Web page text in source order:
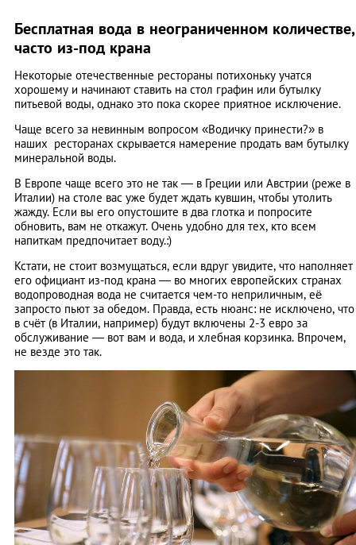
Бесплатная вода в неограниченном количестве,
часто из-под крана
Некоторые отечественные рестораны потихоньку учатся
хорошему и начинают ставить на стол графин или бутылку
питьевой воды, однако это пока скорее приятное исключение.
Чаще всего за невинным вопросом «Водичку принести?» в
наших ресторанах скрывается намерение продать вам бутылку
минеральной воды.
В Европе чаще всего это не так — в Греции или Австрии (реже в
Италии) на столе вас уже будет ждать кувшин, чтобы утолить
жажду. Если вы его опустошите в два глотка и попросите
обновить, вам не откажут. Очень удобно для тех, кто всем
напиткам предпочитает воду.:)
Кстати, не стоит возмущаться, если вдруг увидите, что наполняет
его официант из-под крана — во многих европейских странах
водопроводная вода не считается чем-то неприличным, её
запросто пьют за обедом. Правда, есть нюанс: не исключено, что
в счёт (в Италии, например) будут включены 2-3 евро за
обслуживание — вот вам и вода, и хлебная корзинка. Впрочем,
не везде это так.